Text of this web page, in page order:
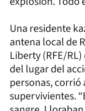
Una residente
antena local de
Liberty (RFE/
del lugar del
personas, corrió
supervivientes.